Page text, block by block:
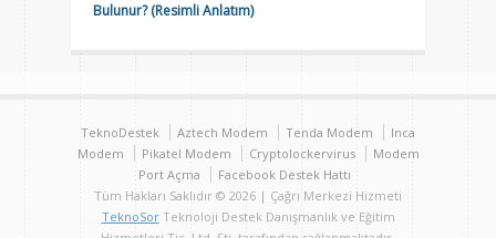
Bulunur? (Resimli Anlatım)
TeknoDestek Aztech Modem Tenda Modem
Inca
Modem
Pikatel Modem Cryptolockervirus
Modem
Port Açma
Facebook Destek Hattı
Tüm Hakları Saklıdır © 2026 | Çağrı Merkezi Hizmeti
TeknoSorTeknoloji Destek Danışmanlık ve Eğitim